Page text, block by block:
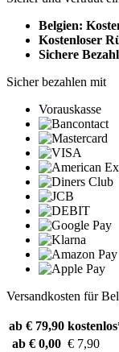
Belgien:
Kostenloser
Sichere
Sicher bezahlen mit
Vorauskasse
Versandkosten für
ab € 79,90
ab € 0,00 € 7,90